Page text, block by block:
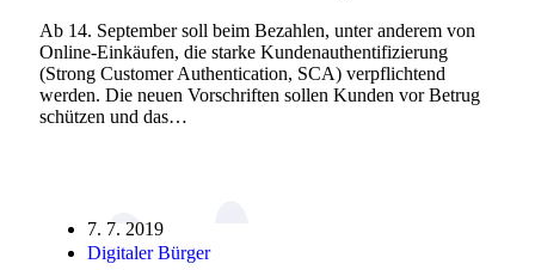
Ab 14. September soll beim Bezahlen, unter anderem von
Online-Einkäufen, die starke Kundenauthentifizierung
(Strong Customer Authentication, SCA) verpflichtend
werden. Die neuen Vorschriften sollen Kunden vor Betrug
schützen und das…
7. 7. 2019
Digitaler Bürger